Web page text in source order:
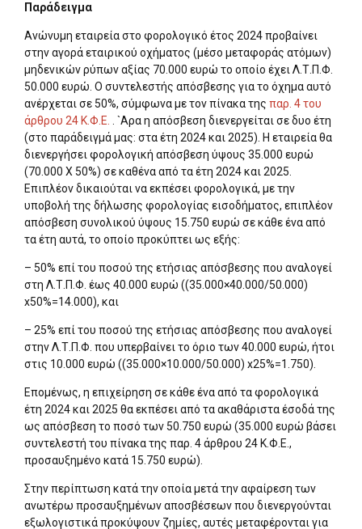
Παράδειγμα
Ανώνυμη εταιρεία στο φορολογικό έτος 2024 προβαίνει
στην αγορά εταιρικού οχήματος (μέσο μεταφοράς ατόμων)
μηδενικών ρύπων αξίας 70.000 ευρώ το οποίο έχει Λ.Τ.Π.Φ.
50.000 ευρώ. Ο συντελεστής απόσβεσης για το όχημα αυτό
ανέρχεται σε 50%, σύμφωνα με τον πίνακα της παρ. 4 του
άρθρου 24 Κ.Φ.Ε.
. `Αρα η απόσβεση διενεργείται σε δυο έτη
(στο παράδειγμά μας: στα έτη 2024 και 2025). Η εταιρεία θα
διενεργήσει φορολογική απόσβεση ύψους 35.000 ευρώ
(70.000 Χ 50%) σε καθένα από τα έτη 2024 και 2025.
Επιπλέον δικαιούται να εκπέσει φορολογικά, με την
υποβολή της δήλωσης φορολογίας εισοδήματος, επιπλέον
απόσβεση συνολικού ύψους 15.750 ευρώ σε κάθε ένα από
τα έτη αυτά, το οποίο προκύπτει ως εξής:
– 50% επί του ποσού της ετήσιας απόσβεσης που αναλογεί
στη Λ.Τ.Π.Φ. έως 40.000 ευρώ ((35.000×40.000/50.000)
x50%=14.000), και
– 25% επί του ποσού της ετήσιας απόσβεσης που αναλογεί
στην Λ.Τ.Π.Φ. που υπερβαίνει το όριο των 40.000 ευρώ, ήτοι
στις 10.000 ευρώ ((35.000×10.000/50.000) x25%=1.750).
Επομένως, η επιχείρηση σε κάθε ένα από τα φορολογικά
έτη 2024 και 2025 θα εκπέσει από τα ακαθάριστα έσοδά της
ως απόσβεση το ποσό των 50.750 ευρώ (35.000 ευρώ βάσει
συντελεστή του πίνακα της παρ. 4 άρθρου 24 Κ.Φ.Ε.,
προσαυξημένο κατά 15.750 ευρώ).
Στην περίπτωση κατά την οποία μετά την αφαίρεση των
ανωτέρω προσαυξημένων αποσβέσεων που διενεργούνται
εξωλογιστικά προκύψουν ζημίες, αυτές μεταφέρονται για